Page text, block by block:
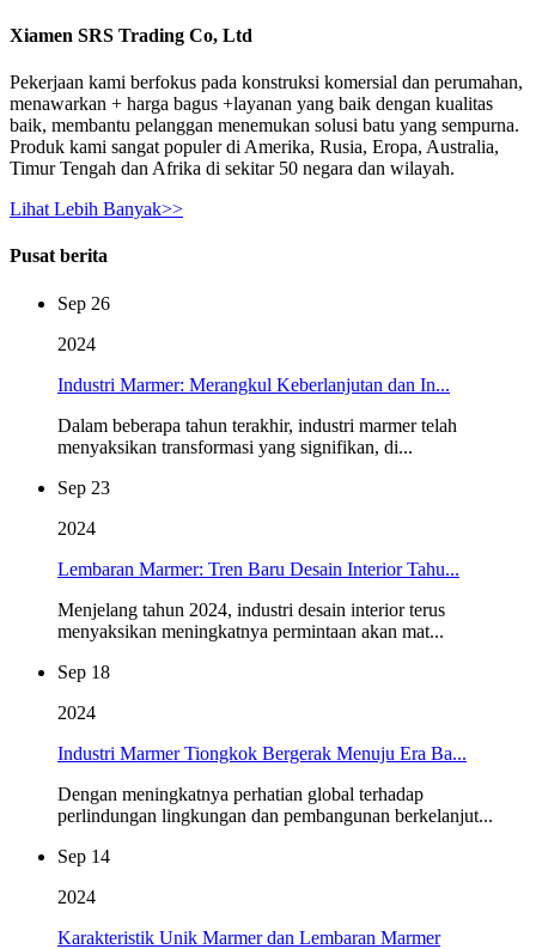
Xiamen SRS Trading Co, Ltd
Pekerjaan kami berfokus pada konstruksi komersial dan perumahan,
menawarkan + harga bagus +layanan yang baik dengan kualitas
baik, membantu pelanggan menemukan solusi batu yang sempurna.
Produk kami sangat populer di Amerika, Rusia, Eropa, Australia,
Timur Tengah dan Afrika di sekitar 50 negara dan wilayah.
Lihat Lebih Banyak>>
Pusat berita
Sep 26
2024
Industri Marmer: Merangkul Keberlanjutan dan In...
Dalam beberapa tahun terakhir, industri marmer telah
menyaksikan transformasi yang signifikan, di...
Sep 23
2024
Lembaran Marmer: Tren Baru Desain Interior Tahu...
Menjelang tahun 2024, industri desain interior terus
menyaksikan meningkatnya permintaan akan mat...
Sep 18
2024
Industri Marmer Tiongkok Bergerak Menuju Era Ba...
Dengan meningkatnya perhatian global terhadap
perlindungan lingkungan dan pembangunan berkelanjut...
Sep 14
2024
Karakteristik Unik Marmer dan Lembaran Marmer